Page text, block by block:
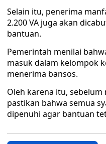
Selain itu, penerima
2.200 VA juga akan
bantuan.
Pemerintah menilai
masuk dalam kelompok
menerima bansos.
Oleh karena itu,
pastikan bahwa semua
dipenuhi agar bantuan